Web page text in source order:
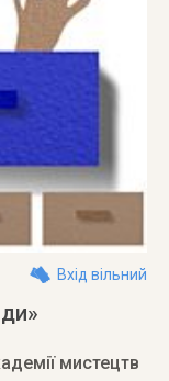
Вхід вільний
мистецтв